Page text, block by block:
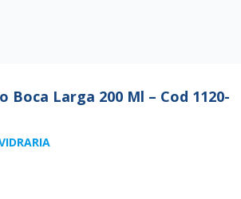
Boca Larga 200 Ml – Cod 1120-